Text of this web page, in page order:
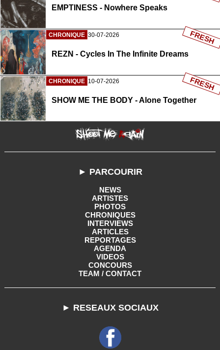
EMPTINESS - Nowhere Speaks
CHRONIQUE 30-07-2026
REZN - Cycles In The Infinite Dreams
FRESH
CHRONIQUE 10-07-2026
SHOW ME THE BODY - Alone Together
FRESH
► PARCOURIR
NEWS
ARTISTES
PHOTOS
CHRONIQUES
INTERVIEWS
ARTICLES
REPORTAGES
AGENDA
VIDEOS
CONCOURS
TEAM / CONTACT
► RESEAUX SOCIAUX